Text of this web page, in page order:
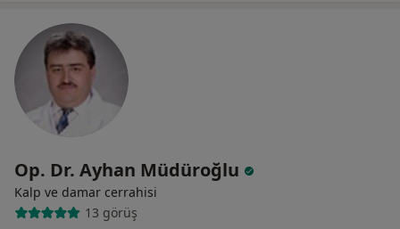
Op. Dr. Ayhan Müdüroğlu
Kalp ve damar cerrahisi
13 görüş